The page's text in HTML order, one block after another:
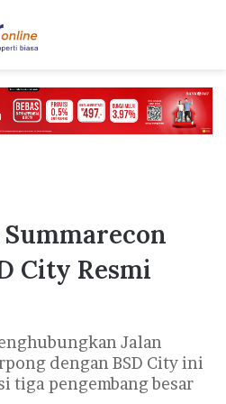
City Resmi
Jalan
dengan BSD City ini
tiga pengembang besar